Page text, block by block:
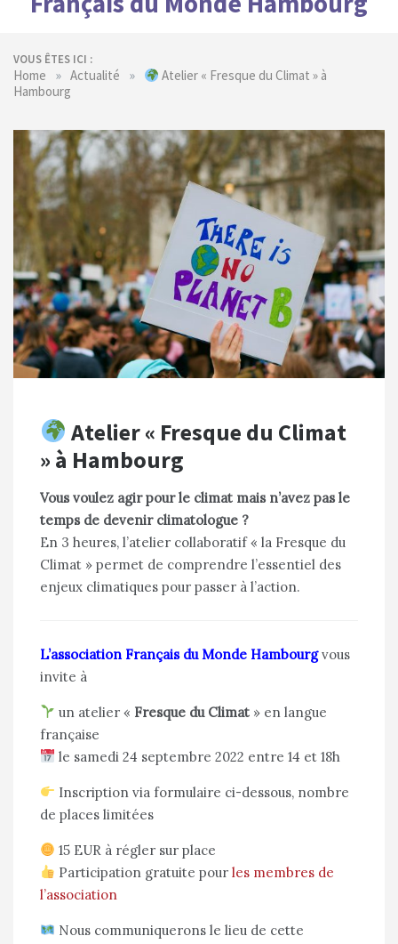
VOUS ÊTES ICI :
Home » Actualité »
Atelier « Fresque du Climat » à
Hambourg
Atelier « Fresque du Climat
» à Hambourg
Vous voulez agir pour le climat mais n’avez pas le
temps de devenir climatologue ?
En 3 heures, l’atelier collaboratif « la Fresque du
Climat » permet de comprendre l’essentiel des
enjeux climatiques pour passer à l’action.
L’association Français du Monde Hambourg vous
invite à
un atelier « Fresque du Climat » en langue
française
le samedi 24 septembre 2022 entre 14 et 18h
Inscription via formulaire ci-dessous, nombre
de places limitées
15 EUR à régler sur place
Participation gratuite pourles membres de
l’association
Nous communiquerons le lieu de cette